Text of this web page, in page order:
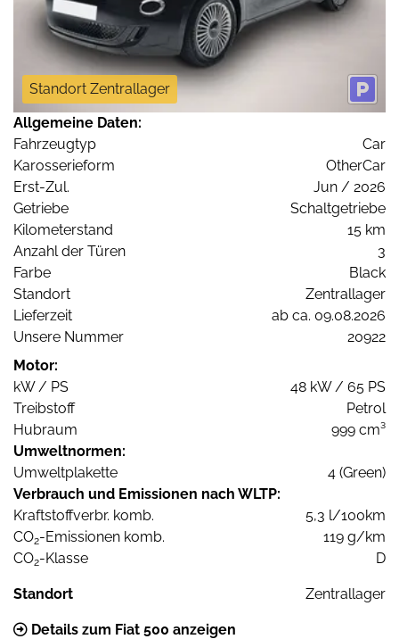
Standort Zentrallager
Allgemeine Daten:
Fahrzeugtyp
Car
Karosserieform
OtherCar
Erst-Zul.
Jun / 2026
Getriebe
Schaltgetriebe
Kilometerstand
15 km
Anzahl der Türen
3
Farbe
Black
Standort
Zentrallager
Lieferzeit
ab ca. 09.08.2026
Unsere Nummer
20922
Motor:
kW / PS
48 kW / 65 PS
Treibstoff
Petrol
Hubraum
999 cm³
Umweltnormen:
Umweltplakette
4 (Green)
Verbrauch und Emissionen nach WLTP:
Kraftstoffverbr. komb.
5,3 l/100km
CO2-Emissionen komb.
119 g/km
CO2-Klasse D
Standort Zentrallager
Details zum Fiat 500 anzeigen